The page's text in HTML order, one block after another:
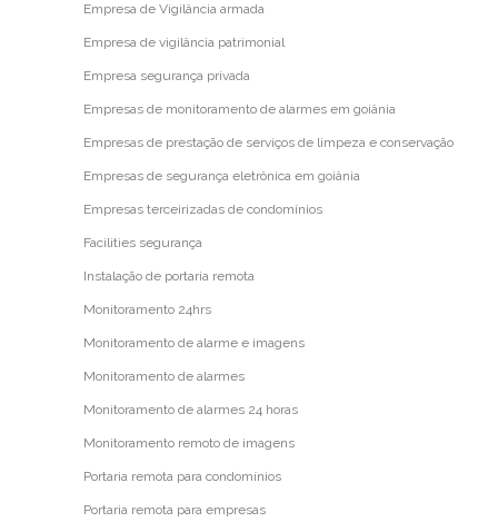
Empresa de Vigilância armada
Empresa de vigilância patrimonial
Empresa segurança privada
Empresas de monitoramento de alarmes em goiânia
Empresas de prestação de serviços de limpeza e conservação
Empresas de segurança eletrônica em goiânia
Empresas terceirizadas de condomínios
Facilities segurança
Instalação de portaria remota
Monitoramento 24hrs
Monitoramento de alarme e imagens
Monitoramento de alarmes
Monitoramento de alarmes 24 horas
Monitoramento remoto de imagens
Portaria remota para condomínios
Portaria remota para empresas